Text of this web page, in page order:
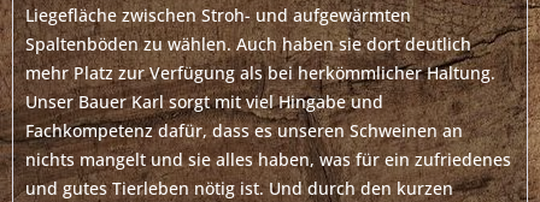
Liegefläche zwischen Stroh- und aufgewärmten
Spaltenböden zu wählen. Auch haben sie dort deutlich
mehr Platz zur Verfügung als bei herkömmlicher Haltung.
Unser Bauer Karl sorgt mit viel Hingabe und
Fachkompetenz dafür, dass es unseren Schweinen an
nichts mangelt und sie alles haben, was für ein zufriedenes
und gutes Tierleben nötig ist. Und durch den kurzen